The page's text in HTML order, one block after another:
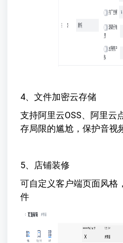
4、文件加密云存储
支持阿里云OSS、阿里云
存局限的尴尬，保护音视
5、店铺装修
可自定义客户端页面风格
件